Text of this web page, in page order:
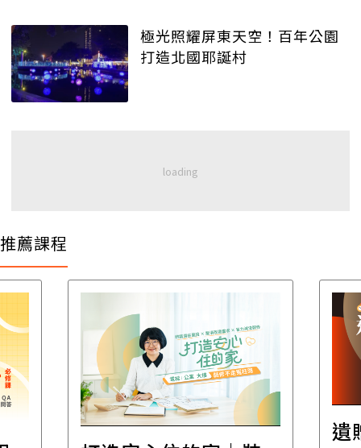
極光照耀屏東天空！百年公園
打造北國耶誕村
推薦課程
遺